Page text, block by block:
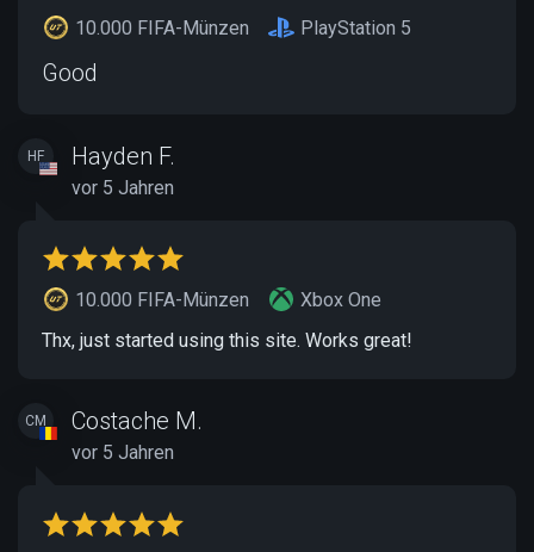
10.000 FIFA-Münzen PlayStation 5
Good
HF Hayden F.
vor 5 Jahren
10.000 FIFA-Münzen
Xbox One
Thx, just started using this site. Works great!
CM Costache M.
vor 5 Jahren